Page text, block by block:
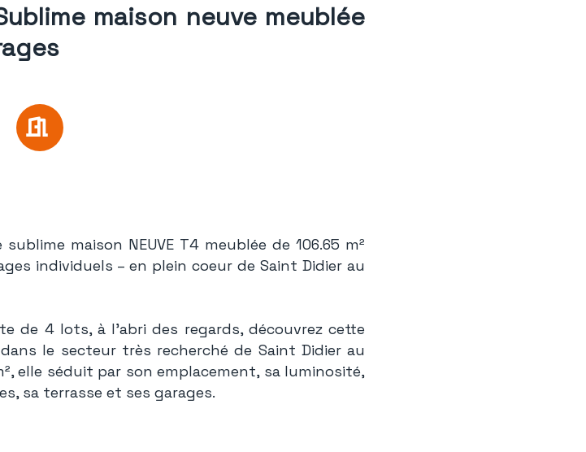
maison neuve meublée
maison NEUVE T4 meublée de 106.65 m²
individuels – en plein coeur de Saint Didier au
de 4 lots, à l'abri des regards, découvrez cette
le secteur très recherché de Saint Didier au
elle séduit par son emplacement, sa luminosité,
sa terrasse et ses garages.